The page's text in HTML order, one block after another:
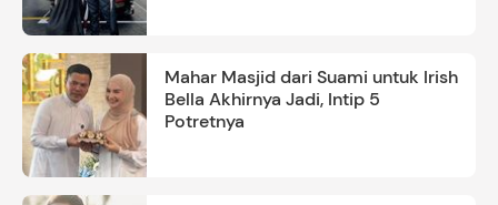
Mahar Masjid dari Suami untuk Irish
Bella Akhirnya Jadi, Intip 5
Potretnya